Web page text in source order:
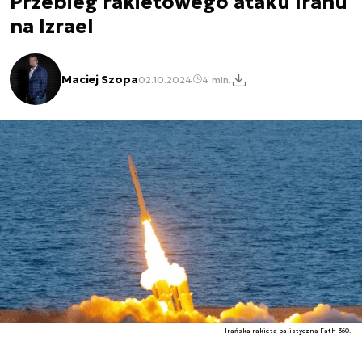
na Izrael
Maciej Szopa02.10.2024 4 min.
Irańska rakieta balistyczna Fath-360.